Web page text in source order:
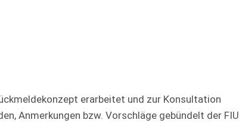
erarbeitet und zur Konsultation
Anmerkungen bzw. Vorschläge gebündelt der FIU